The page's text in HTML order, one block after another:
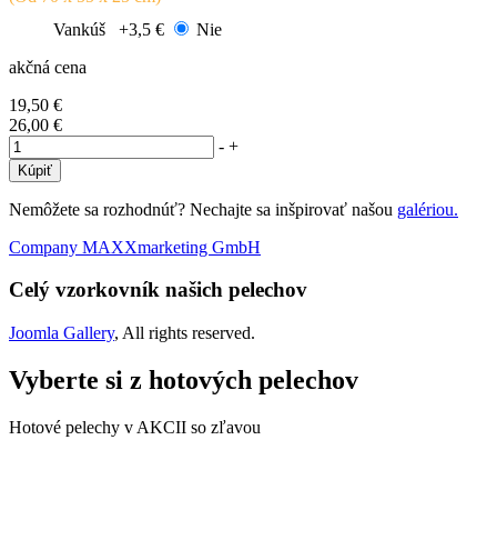
Vankúš
+3,5 €
Nie
akčná cena
19,50 €
26,00 €
- +
Nemôžete sa rozhodnúť? Nechajte sa inšpirovať našou galériou.
Company MAXXmarketing GmbH
Celý vzorkovník našich pelechov
Joomla Gallery, All rights reserved.
Vyberte si z hotových pelechov
Hotové pelechy v AKCII so zľavou